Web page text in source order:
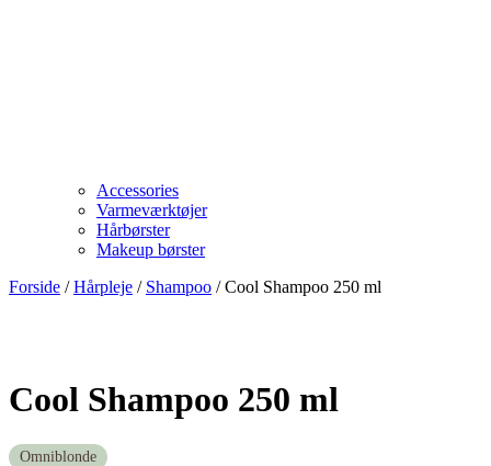
Accessories
Varmeværktøjer
Hårbørster
Makeup børster
Forside /Hårpleje / Shampoo / Cool Shampoo 250 ml
Cool Shampoo 250 ml
Omniblonde